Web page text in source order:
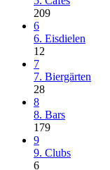
209
6
6. Eisdielen
12
7
7. Biergärten
28
8
8. Bars
179
9
9. Clubs
6